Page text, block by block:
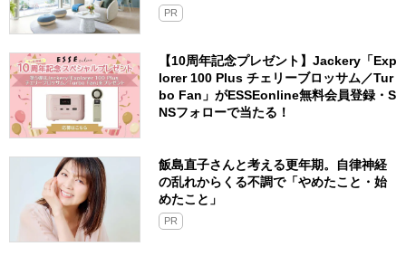
PR
【10周年記念プレゼント】Jackery「Exp
lorer 100 Plus チェリーブロッサム／Tur
bo Fan」がESSEonline無料会員登録・S
NSフォローで当たる！
飯島直子さんと考える更年期。自律神経
の乱れからくる不調で「やめたこと・始
めたこと」
PR